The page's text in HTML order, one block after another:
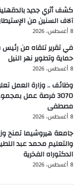
كشف أثري جديد
آلاف السنين من
8 أغسطس، 2026
في تقرير تلقاه من
حماية وتطوير نهر النيل
8 أغسطس، 2026
وظائف .. وزارة العمل
3070 فرصة عمل
مصطفى
8 أغسطس، 2026
جامعة هيروشيما تمنح
والتعليم محمد عبد
الدكتوراه الفخرية
8 أغسطس، 2026